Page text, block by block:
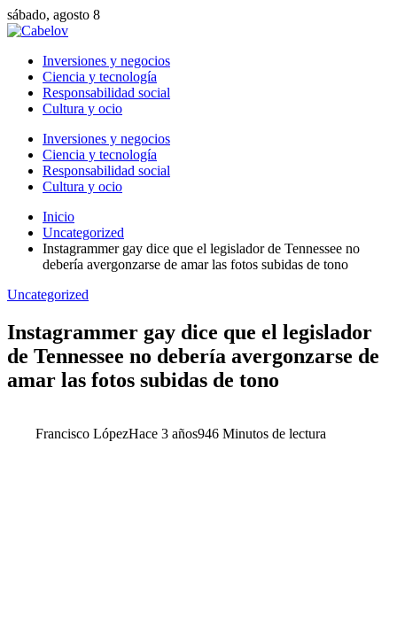
sábado, agosto 8
Inversiones y negocios
Ciencia y tecnología
Responsabilidad social
Cultura y ocio
Inversiones y negocios
Ciencia y tecnología
Responsabilidad social
Cultura y ocio
Inicio
Uncategorized
Instagrammer gay dice que el legislador de Tennessee no
debería avergonzarse de amar las fotos subidas de tono
Uncategorized
Instagrammer gay dice que el legislador
de Tennessee no debería avergonzarse de
amar las fotos subidas de tono
Francisco LópezHace 3 años946 Minutos de lectura